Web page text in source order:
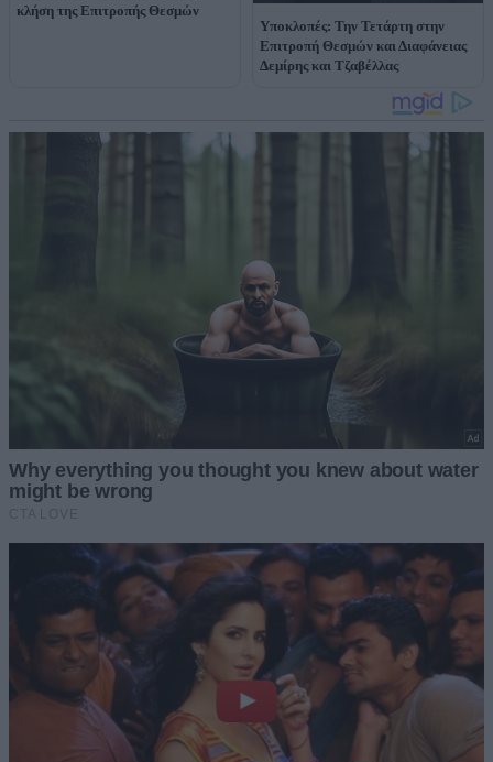
κλήση της Επιτροπής Θεσμών
Υποκλοπές: Την Τετάρτη στην
Επιτροπή Θεσμών και Διαφάνειας
Δεμίρης και Τζαβέλλας